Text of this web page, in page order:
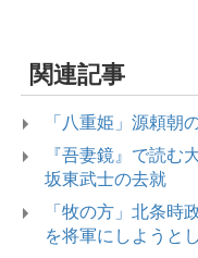
関連記事
「八重姫」源頼朝
『吾妻鏡』で読む
坂東武士の去就
「牧の方」北条時
を将軍にしようと